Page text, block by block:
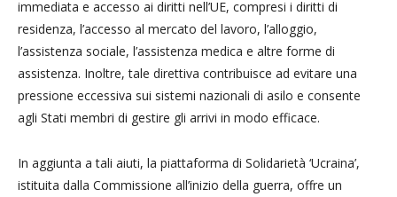
immediata e accesso ai diritti nell’UE, compresi i diritti di
residenza, l’accesso al mercato del lavoro, l’alloggio,
l’assistenza sociale, l’assistenza medica e altre forme di
assistenza. Inoltre, tale direttiva contribuisce ad evitare una
pressione eccessiva sui sistemi nazionali di asilo e consente
agli Stati membri di gestire gli arrivi in modo efficace.
In aggiunta a tali aiuti, la piattaforma di Solidarietà ‘Ucraina’,
istituita dalla Commissione all’inizio della guerra, offre un